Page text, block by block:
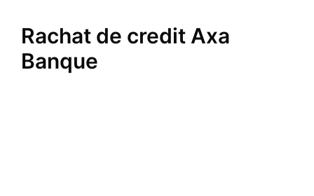
Rachat de credit Axa
Banque